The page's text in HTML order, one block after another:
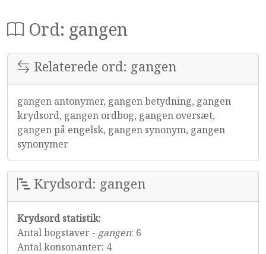
Ord: gangen
Relaterede ord: gangen
gangen antonymer, gangen betydning, gangen
krydsord, gangen ordbog, gangen oversæt,
gangen på engelsk, gangen synonym, gangen
synonymer
Krydsord: gangen
Krydsord statistik:
Antal bogstaver - gangen: 6
Antal konsonanter: 4